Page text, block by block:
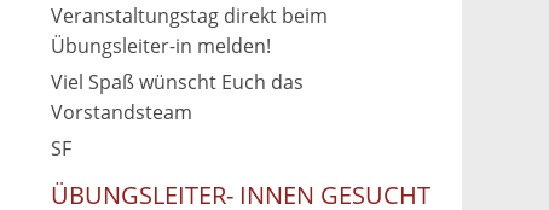
Veranstaltungstag direkt beim
Übungsleiter-in melden!
Viel Spaß wünscht Euch das
Vorstandsteam
SF
ÜBUNGSLEITER- INNEN GESUCHT